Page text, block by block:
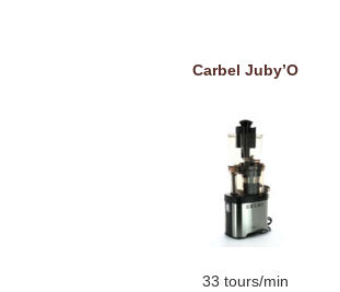
Carbel Juby’O
33 tours/min